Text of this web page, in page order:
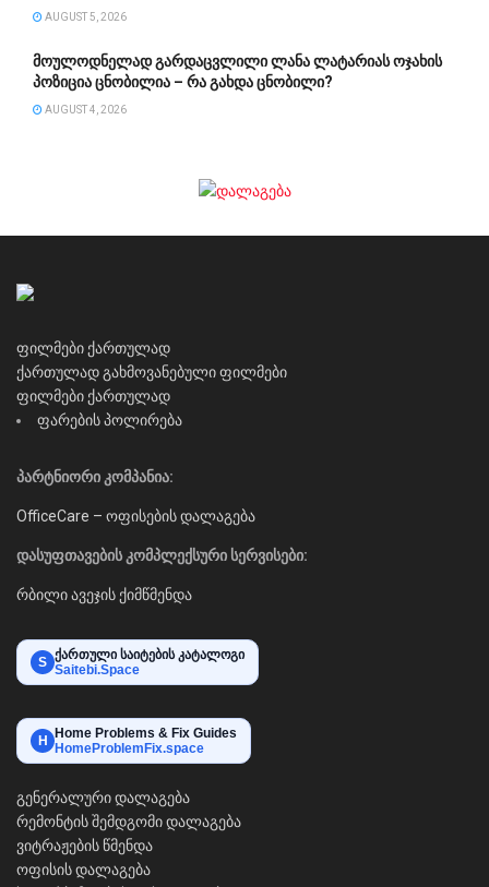
AUGUST 5, 2026
მოულოდნელად გარდაცვლილი ლანა ლატარიას ოჯახის
პოზიცია ცნობილია – რა გახდა ცნობილი?
AUGUST 4, 2026
ფილმები ქართულად
ქართულად გახმოვანებული ფილმები
ფილმები ქართულად
ფარების პოლირება
პარტნიორი კომპანია:
OfficeCare – ოფისების დალაგება
დასუფთავების კომპლექსური სერვისები:
რბილი ავეჯის ქიმწმენდა
S ქართული საიტების კატალოგი
Saitebi.Space
H Home Problems & Fix Guides
HomeProblemFix.space
გენერალური დალაგება
რემონტის შემდგომი დალაგება
ვიტრაჟების წმენდა
ოფისის დალაგება